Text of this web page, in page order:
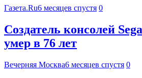
Газета.Ru6 месяцев спустя 0
Создатель консолей
умер в 76 лет
Вечерняя Москва6 месяцев спустя 0